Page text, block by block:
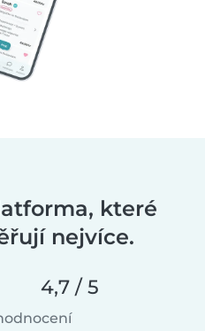
které
nejvíce.
4,7 / 5